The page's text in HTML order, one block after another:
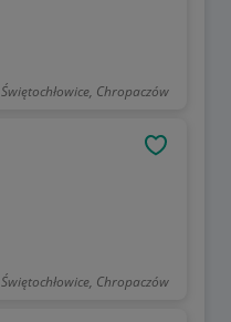
Świętochłowice, Chropaczów
Świętochłowice, Chropaczów